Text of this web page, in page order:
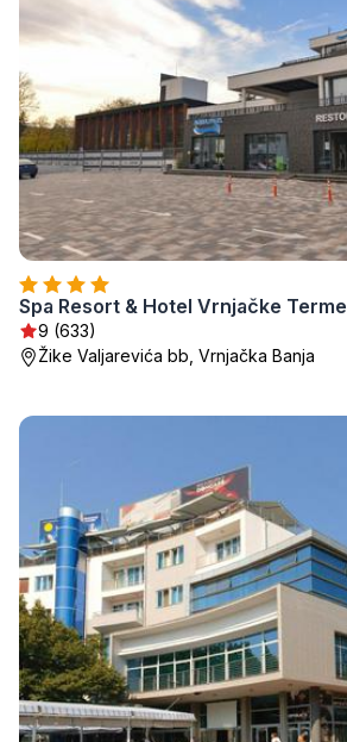
Spa Resort & Hotel Vrnjačke Terme
9 (633)
Žike Valjarevića bb, Vrnjačka Banja